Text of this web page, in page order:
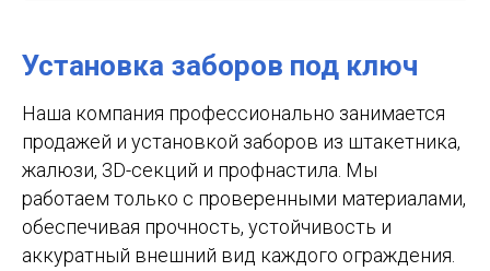
Установка заборов под ключ
Наша компания профессионально занимается
продажей и установкой заборов из штакетника,
жалюзи, 3D-секций и профнастила. Мы
работаем только с проверенными материалами,
обеспечивая прочность, устойчивость и
аккуратный внешний вид каждого ограждения.